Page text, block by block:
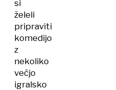
si
želeli
pripraviti
komedijo
z
nekoliko
večjo
igralsko